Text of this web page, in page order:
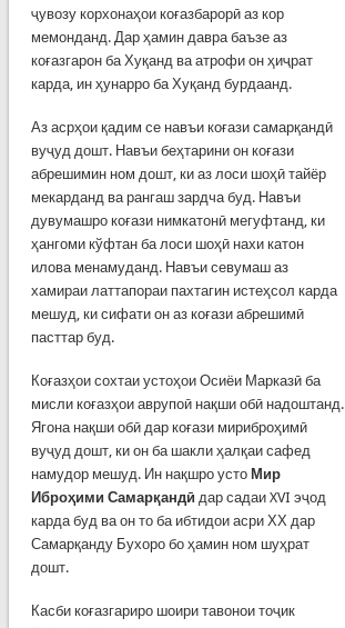
ҷувозу корхонаҳои коғазбарорӣ аз кор
мемонданд. Дар ҳамин давра баъзе аз
коғазгарон ба Хуқанд ва атрофи он ҳиҷрат
карда, ин ҳунарро ба Хуқанд бурдаанд.
Аз асрҳои қадим се навъи коғази самарқандӣ
вуҷуд дошт. Навъи беҳтарини он коғази
абрешимин ном дошт, ки аз лоси шоҳӣ тайёр
мекарданд ва рангаш зардча буд. Навъи
дувумашро коғази нимкатонӣ мегуфтанд, ки
ҳангоми кўфтан ба лоси шоҳӣ нахи катон
илова менамуданд. Навъи севумаш аз
хамираи лат­тапораи пахтагин истеҳсол карда
мешуд, ки сифати он аз коғази абрешимӣ
пасттар буд.
Коғазҳои сохтаи устоҳои Осиёи Марказӣ ба
мисли коғазҳои аврупоӣ нақши обӣ надоштанд.
Ягона нақши обӣ дар коғази мириброҳимӣ
вуҷуд дошт, ки он ба шакли ҳалқаи сафед
намудор мешуд. Ин нақшро усто Мир
Иброҳими Самарқандӣ дар садаи XVI эҷод
карда буд ва он то ба ибтидои асри ХХ дар
Самарқанду Бухоро бо ҳамин ном шуҳрат
дошт.
Касби коғазгариро шоири тавонои тоҷик